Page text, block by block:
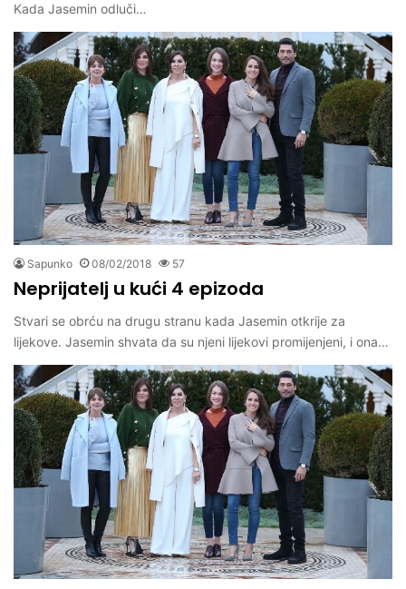
Kada Jasemin odluči…
Sapunko 08/02/2018 57
Neprijatelj u kući 4 epizoda
Stvari se obrću na drugu stranu kada Jasemin otkrije za
lijekove. Jasemin shvata da su njeni lijekovi promijenjeni, i ona…